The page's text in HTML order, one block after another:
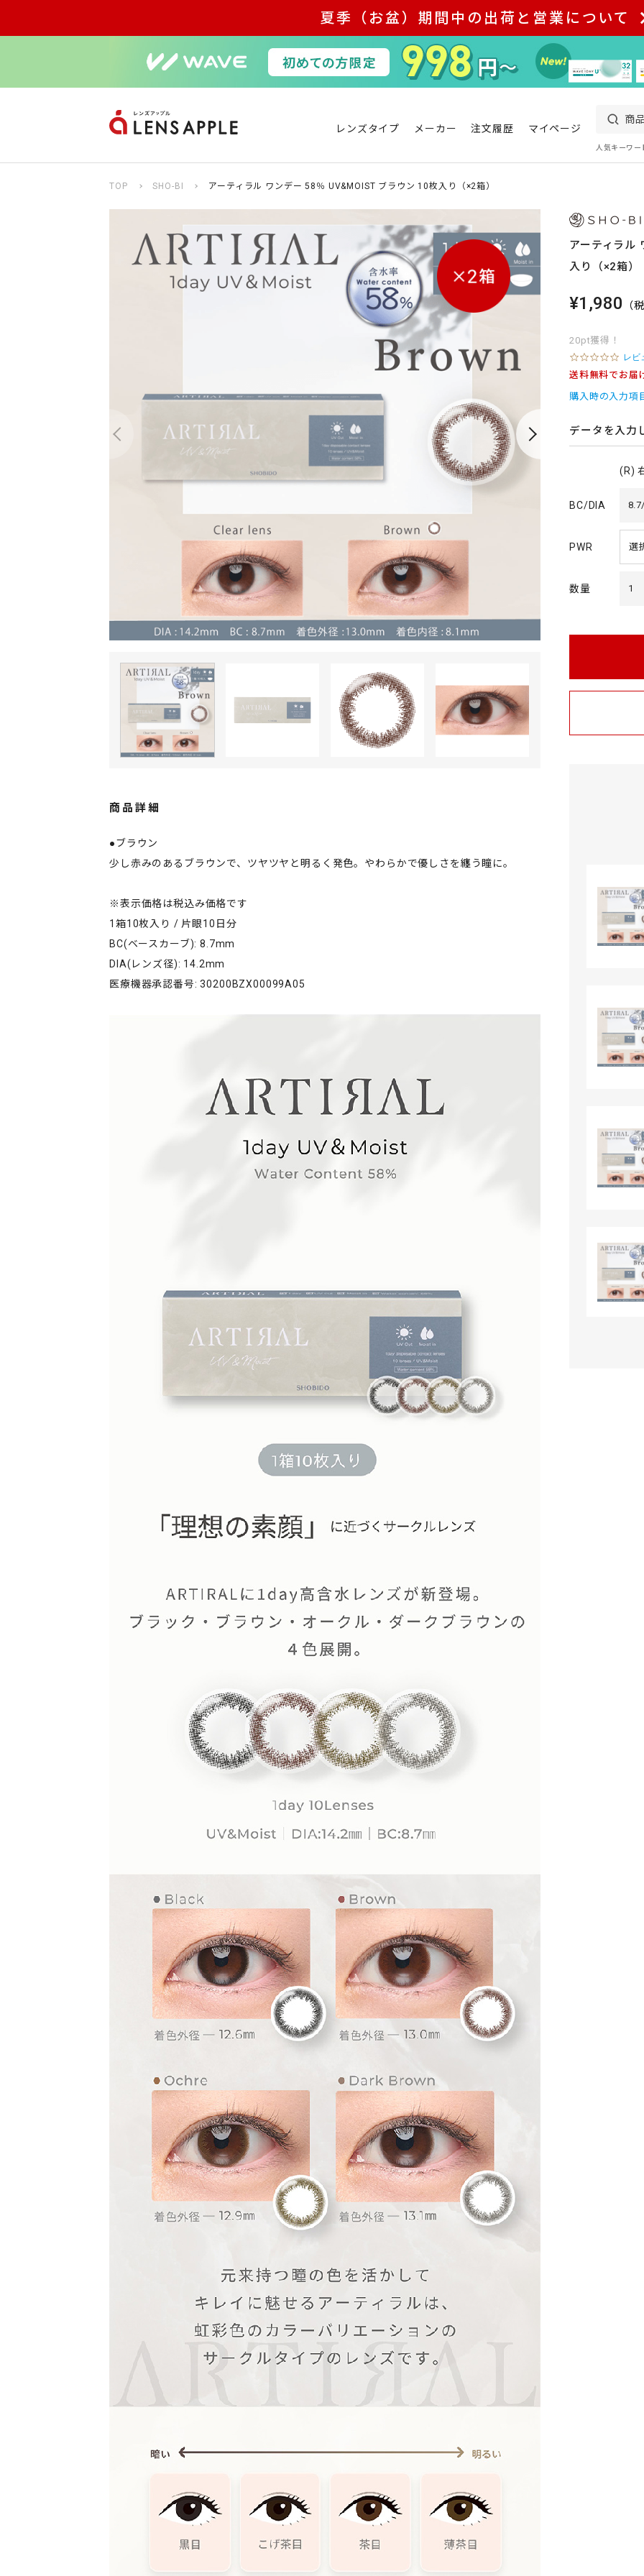
夏季（お盆）期間中の出荷と営業について
レンズタイプ メーカー 注文履歴 マイページ
人気キーワー
TOP SHO-BI アーティラル ワンデー 58％ UV&MOIST ブラウン 10枚入り（×2箱）
商品詳細
●ブラウン
少し赤みのあるブラウンで、ツヤツヤと明るく発色。やわらかで優しさを纏う瞳に。
※表示価格は税込み価格です
1箱10枚入り / 片眼10日分
BC(ベースカーブ): 8.7mm
DIA(レンズ径): 14.2mm
医療機器承認番号: 30200BZX00099A05
アーティラル
入り（×2箱）
¥1,980 （
20pt獲得！
0
.
0
s
r
r
t
i
レビ
送料無料でお届
購入時の入力項
データを入力
(R)
BC/DIA
PWR
数量 1